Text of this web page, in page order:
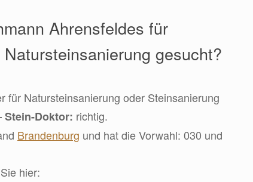
Ahrensfeldes für
gesucht?
für Natursteinsanierung oder Steinsanierung
Stein-Doktor: richtig.
Brandenburg und hat die Vorwahl: 030 und
hier: